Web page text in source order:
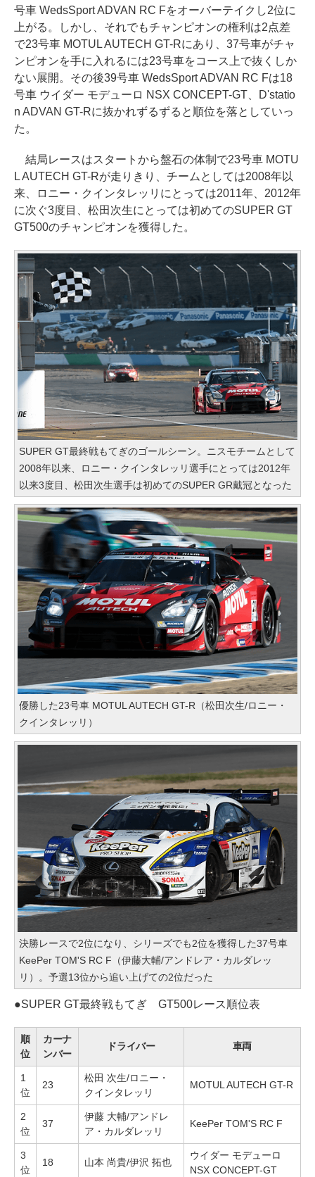
号車 WedsSport ADVAN RC Fをオーバーテイクし2位に
上がる。しかし、それでもチャンピオンの権利は2点差
で23号車 MOTUL AUTECH GT-Rにあり、37号車がチャ
ンピオンを手に入れるには23号車をコース上で抜くしか
ない展開。その後39号車 WedsSport ADVAN RC Fは18
号車 ウイダー モデューロ NSX CONCEPT-GT、D'statio
n ADVAN GT-Rに抜かれずるずると順位を落としていっ
た。
結局レースはスタートから盤石の体制で23号車 MOTU
L AUTECH GT-Rが走りきり、チームとしては2008年以
来、ロニー・クインタレッリにとっては2011年、2012年
に次ぐ3度目、松田次生にとっては初めてのSUPER GT
GT500のチャンピオンを獲得した。
SUPER GT最終戦もてぎのゴールシーン。ニスモチームとして
2008年以来、ロニー・クインタレッリ選手にとっては2012年
以来3度目、松田次生選手は初めてのSUPER GR戴冠となった
優勝した23号車 MOTUL AUTECH GT-R（松田次生/ロニー・
クインタレッリ）
決勝レースで2位になり、シリーズでも2位を獲得した37号車
KeePer TOM'S RC F（伊藤大輔/アンドレア・カルダレッ
リ）。予選13位から追い上げての2位だった
●SUPER GT最終戦もてぎ GT500レース順位表
順
位
カーナ
ンバー
ドライバー 車両
1
位
23
松田 次生/ロニー・
クインタレッリ
MOTUL AUTECH GT-R
2
位
37
伊藤 大輔/アンドレ
ア・カルダレッリ
KeePer TOM'S RC F
3
位
18 山本 尚貴/伊沢 拓也
ウイダー モデューロ
NSX CONCEPT-GT